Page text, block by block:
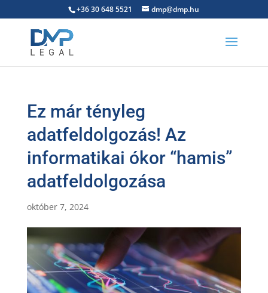
+36 30 648 5521 dmp@dmp.hu
Ez már tényleg
adatfeldolgozás! Az
informatikai ókor “hamis”
adatfeldolgozása
október 7, 2024